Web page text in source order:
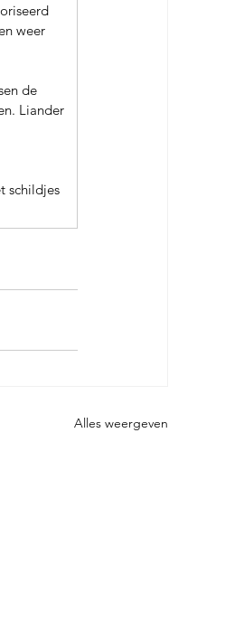
weer
de
Liander
schildjes
Alles weergeven